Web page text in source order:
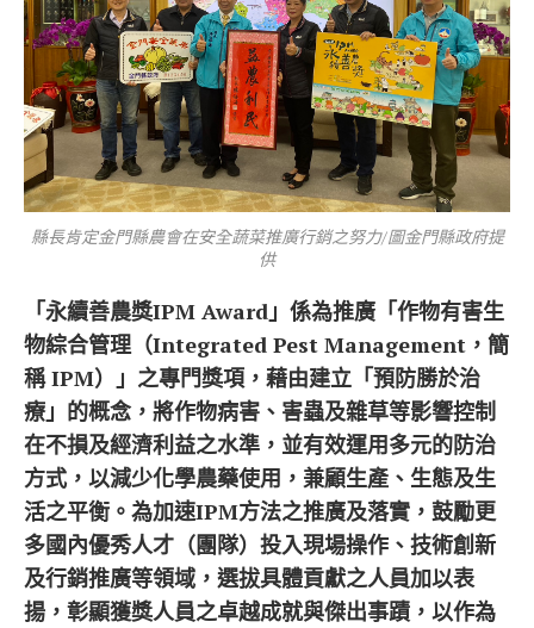
縣長肯定金門縣農會在安全蔬菜推廣行銷之努力/圖金門縣政府提
供
「永續善農獎IPM Award」係為推廣「作物有害生
物綜合管理（Integrated Pest Management，簡
稱 IPM）」之專門獎項，藉由建立「預防勝於治
療」的概念，將作物病害、害蟲及雜草等影響控制
在不損及經濟利益之水準，並有效運用多元的防治
方式，以減少化學農藥使用，兼顧生產、生態及生
活之平衡。為加速IPM方法之推廣及落實，鼓勵更
多國內優秀人才（團隊）投入現場操作、技術創新
及行銷推廣等領域，選拔具體貢獻之人員加以表
揚，彰顯獲獎人員之卓越成就與傑出事蹟，以作為